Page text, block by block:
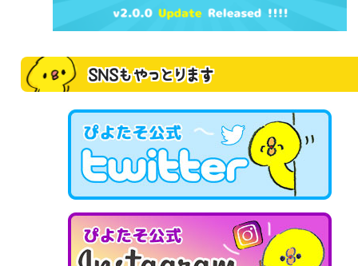
SNSもやっとります